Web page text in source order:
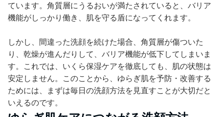
ています。角質層にうるおいが満たされていると、バリア
機能がしっかり働き、肌を守る盾になってくれます。
しかし、間違った洗顔を続けた場合、角質層が傷ついた
り、乾燥が進んだりして、バリア機能が低下してしまいま
す。これでは、いくら保湿ケアを徹底しても、肌の状態は
安定しません。このことから、ゆらぎ肌を予防・改善する
ためには、まずは毎日の洗顔方法を見直すことが大切だと
いえるのです。